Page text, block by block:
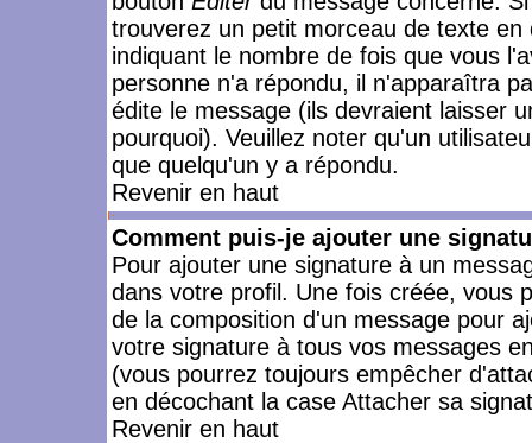
trouverez un petit morceau de texte
indiquant le nombre de fois que vous
personne n'a répondu, il n'apparaîtra
édite le message (ils devraient laisser
pourquoi). Veuillez noter qu'un
que quelqu'un y a répondu.
Revenir en haut
Comment puis-je ajouter une
Pour ajouter une signature à un
dans votre profil. Une fois créée, vous
de la composition d'un message pour
votre signature à tous vos messages
(vous pourrez toujours empêcher
en décochant la case Attacher sa
Revenir en haut